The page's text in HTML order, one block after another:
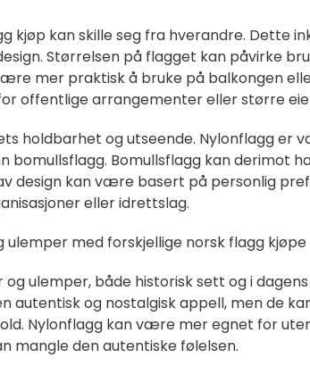
kjøp kan skille seg fra hverandre. Dette
Størrelsen på flagget kan påvirke
mer praktisk å bruke på balkongen
offentlige arrangementer eller større
holdbarhet og utseende. Nylonflagg er
Bomullsflagg kan derimot
design kan være basert på personlig
eller idrettslag.
ulemper med forskjellige norsk flagg kjøpe
ulemper, både historisk sett og i
autentisk og nostalgisk appell, men de
Nylonflagg kan være mer egnet for
mangle den autentiske følelsen.